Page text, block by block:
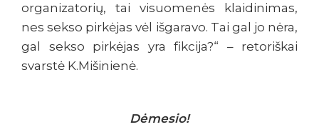
organizatorių, tai visuomenės klaidinimas,
nes sekso pirkėjas vėl išgaravo. Tai gal jo nėra,
gal sekso pirkėjas yra fikcija?“ – retoriškai
svarstė K.Mišinienė.
Dėmesio!